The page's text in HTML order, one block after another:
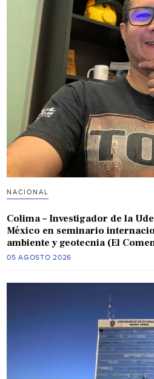
NACIONAL
Colima – Investigador de la
México en seminario
ambiente y geotecnia (El
05 AGOSTO 2026